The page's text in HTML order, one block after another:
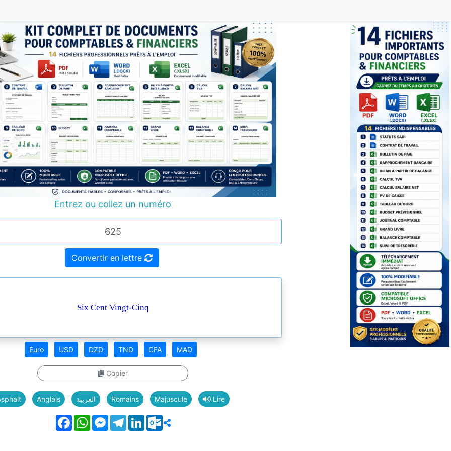
Entrez ou collez un numéro
Convertir en lettre
Six Cent Vingt-Cinq
Euro USD DZD TND CFA MAD
Copier
Anglais العربية Romains Majuscule Lire
FacebookWhatsAppMessenger
Telegram
LinkedInOutlook.com